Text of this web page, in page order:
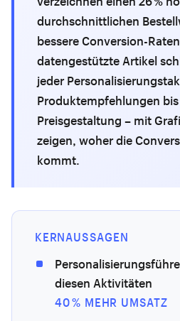
durchschnittlichen
bessere Conversion-
datengestützte Artikel
jeder
Produktempfehlungen
Preisgestaltung – mit
zeigen, woher die
kommt.
KERNAUSSAGEN
diesen Aktivitäten
40 % MEHR UMSATZ